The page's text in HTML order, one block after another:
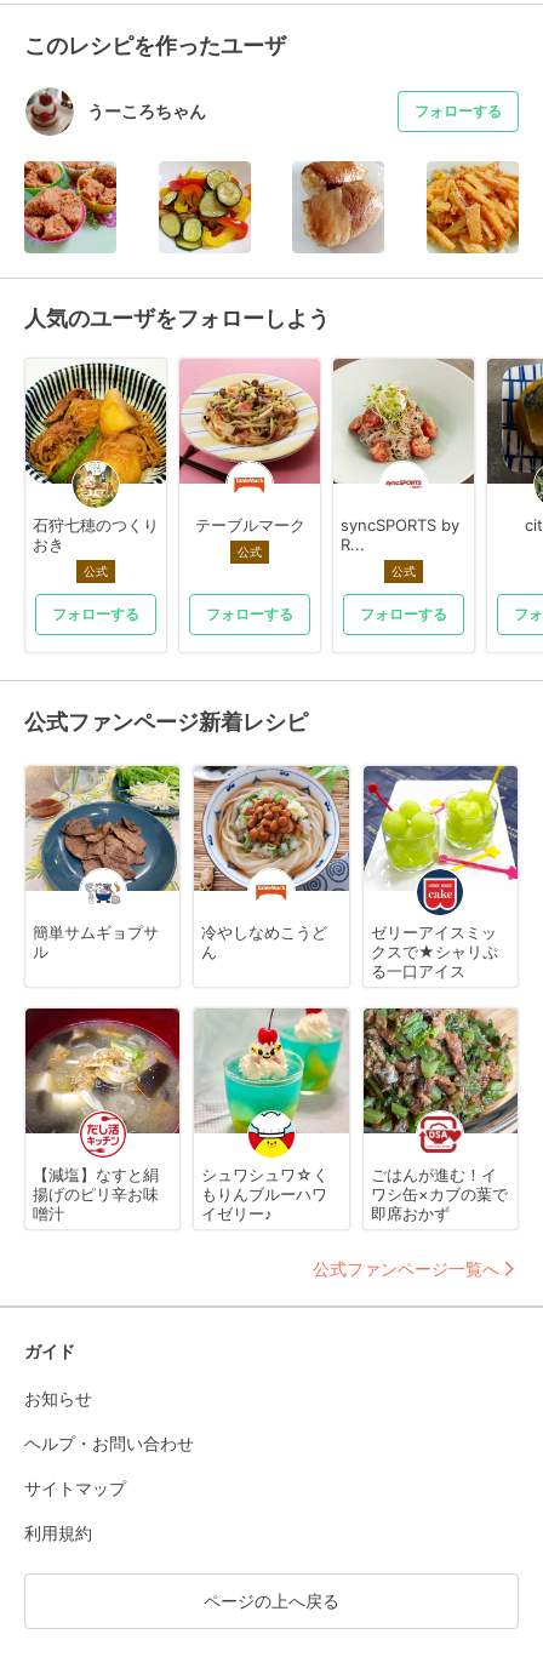
このレシピを作ったユーザ
うーころちゃん フォローする
人気のユーザをフォローしよう
石狩七穂のつくり
おき
公式
フォローする
テーブルマーク
公式
フォローする
syncSPORTS by
R...
公式
フォローする フ
公式ファンページ新着レシピ
簡単サムギョプサ
ル
冷やしなめこうど
ん
ゼリーアイスミッ
クスで★シャリぷ
る一口アイス
【減塩】なすと絹
揚げのピリ辛お味
噌汁
シュワシュワ☆く
もりんブルーハワ
イゼリー♪
ごはんが進む！イ
ワシ缶×カブの葉で
即席おかず
公式ファンページ一覧へ
ガイド
お知らせ
ヘルプ・お問い合わせ
サイトマップ
利用規約
ページの上へ戻る